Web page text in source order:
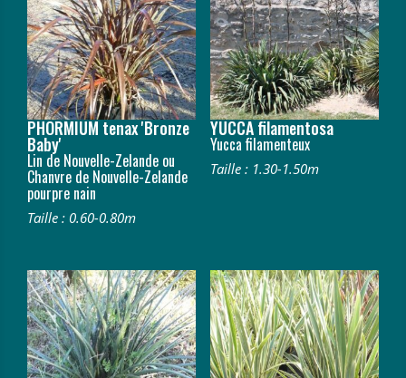
PHORMIUM tenax 'Bronze
Baby'
Lin de Nouvelle-Zelande ou
Chanvre de Nouvelle-Zelande
pourpre nain
Taille : 0.60-0.80m
YUCCA filamentosa
Yucca filamenteux
Taille : 1.30-1.50m